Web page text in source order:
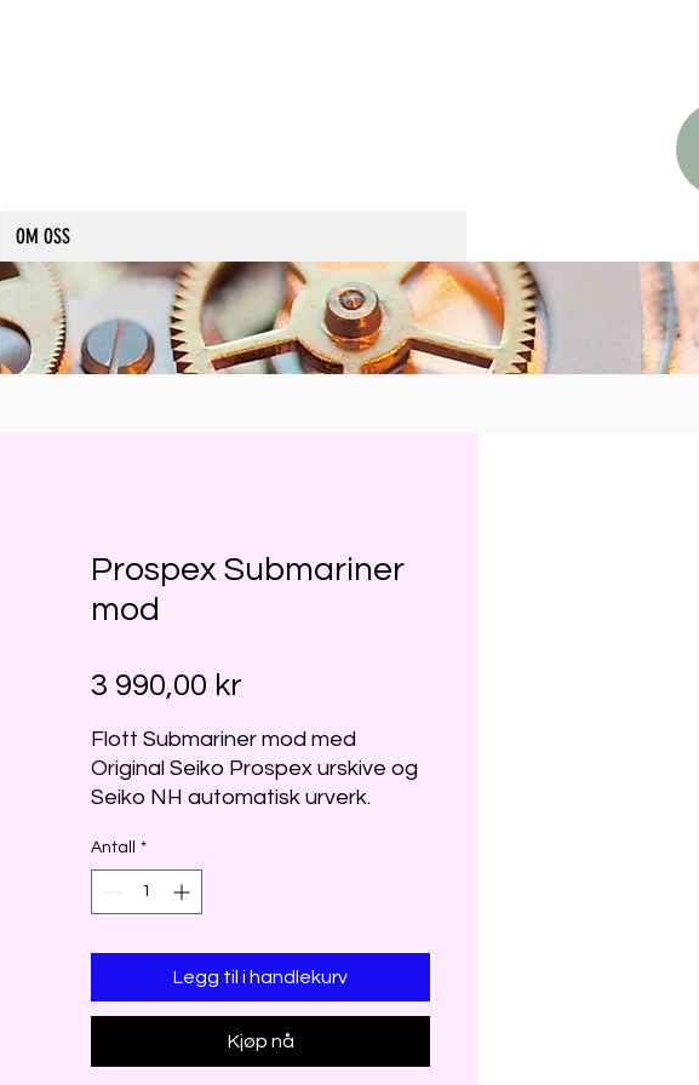
OM OSS
Prospex Submariner
mod
3 990,00 kr
Flott Submariner mod med
Original Seiko Prospex urskive og
Seiko NH automatisk urverk.
Hurtigjustering i clasp
41mm kasse
Antall *
Legg til i handlekurv
Kjøp nå